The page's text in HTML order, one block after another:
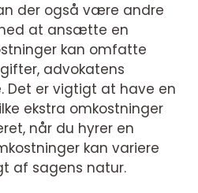
der også være andre
at ansætte en
kan omfatte
advokatens
Det er vigtigt at have en
ekstra omkostninger
når du hyrer en
kan variere
af sagens natur.